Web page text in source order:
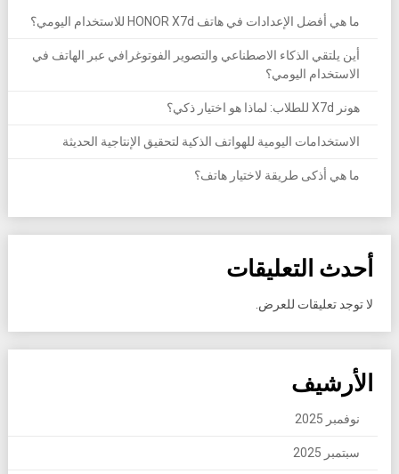
ما هي أفضل الإعدادات في هاتف HONOR X7d للاستخدام اليومي؟
أين يلتقي الذكاء الاصطناعي والتصوير الفوتوغرافي عبر الهاتف في
الاستخدام اليومي؟
هونر X7d للطلاب: لماذا هو اختيار ذكي؟
الاستخدامات اليومية للهواتف الذكية لتحقيق الإنتاجية الحديثة
ما هي أذكى طريقة لاختيار هاتف؟
أحدث التعليقات
لا توجد تعليقات للعرض.
الأرشيف
نوفمبر 2025
سبتمبر 2025